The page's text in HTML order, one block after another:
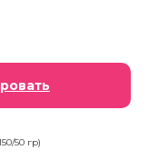
50 гр)